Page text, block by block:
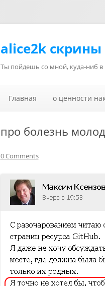
alice2k
Ты пойдешь со мной, куда-ниб в
Главная
о ценности
про болезнь
0 Comments